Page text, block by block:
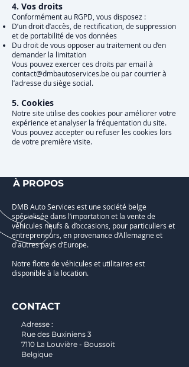
4. Vos droits
Conformément au RGPD, vous disposez :
D’un droit d’accès, de rectification, de suppression
et de portabilité de vos données
Du droit de vous opposer au traitement ou d’en
demander la limitation
Vous pouvez exercer ces droits par email à
contact@dmbautoservices.be ou par courrier à
l’adresse du siège social.
5. Cookies
Notre site utilise des cookies pour améliorer votre
expérience et analyser la fréquentation du site.
Vous pouvez accepter ou refuser les cookies lors
de votre première visite.
À PROPOS
DMB Auto Services est une société belge
spécialisée dans l’importation et la vente de
véhicules neufs & d’occasions, pour particuliers et
entrepreneurs, en provenance d’Allemagne et
d'autres pays d’Europe.
Notre flotte de véhicules et utilitaires est
disponible à la location.
CONTACT
Adresse :
Rue des Buxiniens 3
7110 La Louvière - Boussoit
Belgique